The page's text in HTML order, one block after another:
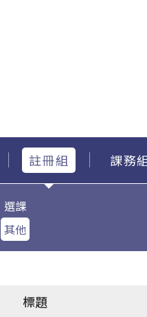
註冊組 課務
選課
其他
標題